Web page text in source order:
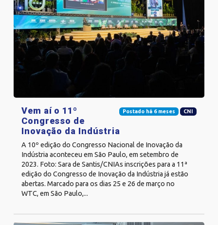
Postado há 6 meses CNI
Vem aí o 11º
Congresso de
Inovação da Indústria
A 10º edição do Congresso Nacional de Inovação da
Indústria aconteceu em São Paulo, em setembro de
2023. Foto: Sara de Santis/CNIAs inscrições para a 11ª
edição do Congresso de Inovação da Indústria já estão
abertas. Marcado para os dias 25 e 26 de março no
WTC, em São Paulo,...